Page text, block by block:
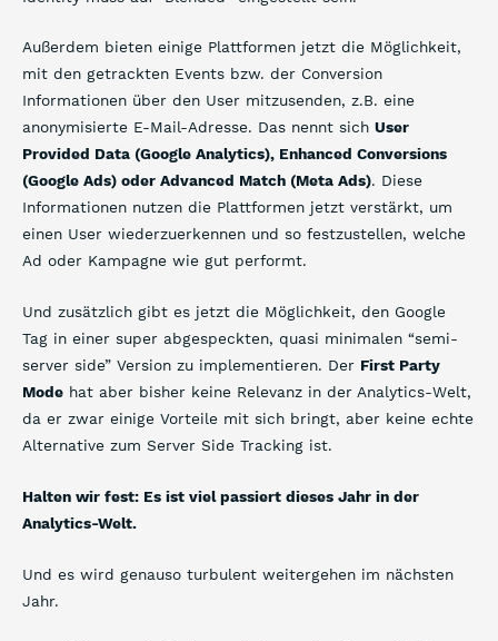
Außerdem bieten einige Plattformen jetzt die Möglichkeit,
mit den getrackten Events bzw. der Conversion
Informationen über den User mitzusenden, z.B. eine
anonymisierte E-Mail-Adresse. Das nennt sich User
Provided Data (Google Analytics), Enhanced Conversions
(Google Ads) oder Advanced Match (Meta Ads). Diese
Informationen nutzen die Plattformen jetzt verstärkt, um
einen User wiederzuerkennen und so festzustellen, welche
Ad oder Kampagne wie gut performt.
Und zusätzlich gibt es jetzt die Möglichkeit, den Google
Tag in einer super abgespeckten, quasi minimalen “semi-
server side” Version zu implementieren. Der First Party
Mode hat aber bisher keine Relevanz in der Analytics-Welt,
da er zwar einige Vorteile mit sich bringt, aber keine echte
Alternative zum Server Side Tracking ist.
Halten wir fest: Es ist viel passiert dieses Jahr in der
Analytics-Welt.
Und es wird genauso turbulent weitergehen im nächsten
Jahr.